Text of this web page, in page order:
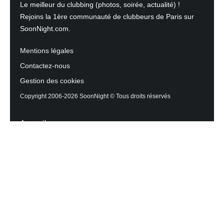
Le meilleur du clubbing (photos, soirée, actualité) !
Rejoins la 1ère communauté de clubbeurs de Paris sur
SoonNight.com.
Mentions légales
Contactez-nous
Gestion des cookies
Copyright 2006-2026 SoonNight © Tous droits réservés
Accueil